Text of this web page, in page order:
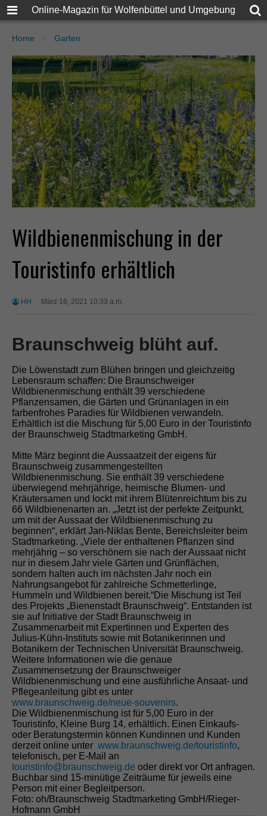
Online-Magazin für Wolfenbüttel und Umgebung
Home Garten
Wildbienenmischung in der
Touristinfo erhältlich
HH März 16, 2021 10:33 a.m.
Braunschweig blüht auf.
Die Löwenstadt zum Blühen bringen und gleichzeitig
Lebensraum schaffen: Die Braunschweiger
Wildbienenmischung enthält 39 verschiedene
Pflanzensamen, die Gärten und Grünanlagen in ein
farbenfrohes Paradies für Wildbienen verwandeln.
Erhältlich ist die Mischung für 5,00 Euro in der Touristinfo
der Braunschweig Stadtmarketing GmbH.
Mitte März beginnt die Aussaatzeit der eigens für
Braunschweig zusammengestellten
Wildbienenmischung. Sie enthält 39 verschiedene
überwiegend mehrjährige, heimische Blumen- und
Kräutersamen und lockt mit ihrem Blütenreichtum bis zu
66 Wildbienenarten an. „Jetzt ist der perfekte Zeitpunkt,
um mit der Aussaat der Wildbienenmischung zu
beginnen“, erklärt Jan-Niklas Bente, Bereichsleiter beim
Stadtmarketing. „Viele der enthaltenen Pflanzen sind
mehrjährig – so verschönern sie nach der Aussaat nicht
nur in diesem Jahr viele Gärten und Grünflächen,
sondern halten auch im nächsten Jahr noch ein
Nahrungsangebot für zahlreiche Schmetterlinge,
Hummeln und Wildbienen bereit.“Die Mischung ist Teil
des Projekts „Bienenstadt Braunschweig“. Entstanden ist
sie auf Initiative der Stadt Braunschweig in
Zusammenarbeit mit Expertinnen und Experten des
Julius-Kühn-Instituts sowie mit Botanikerinnen und
Botanikern der Technischen Universität Braunschweig.
Weitere Informationen wie die genaue
Zusammensetzung der Braunschweiger
Wildbienenmischung und eine ausführliche Ansaat- und
Pflegeanleitung gibt es unter
www.braunschweig.de/neue-souvenirs.
Die Wildbienenmischung ist für 5,00 Euro in der
Touristinfo, Kleine Burg 14, erhältlich. Einen Einkaufs-
oder Beratungstermin können Kundinnen und Kunden
derzeit online unter www.braunschweig.de/touristinfo,
telefonisch, per E-Mail an
touristinfo@braunschweig.de oder direkt vor Ort anfragen.
Buchbar sind 15-minütige Zeiträume für jeweils eine
Person mit einer Begleitperson.
Foto: oh/Braunschweig Stadtmarketing GmbH/Rieger-
Hofmann GmbH